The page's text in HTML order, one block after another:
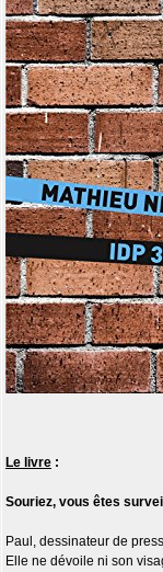
Le livre :
Souriez, vous êtes
Paul, dessinateur de
Elle ne dévoile ni son